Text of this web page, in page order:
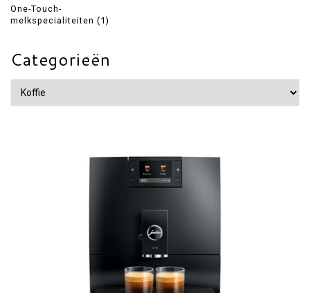
One-Touch-
melkspecialiteiten (1)
Categorieën